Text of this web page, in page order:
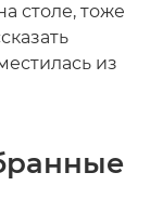
столе, тоже
из